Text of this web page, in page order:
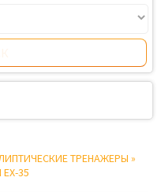
ТРЕНАЖЕРЫ »
35